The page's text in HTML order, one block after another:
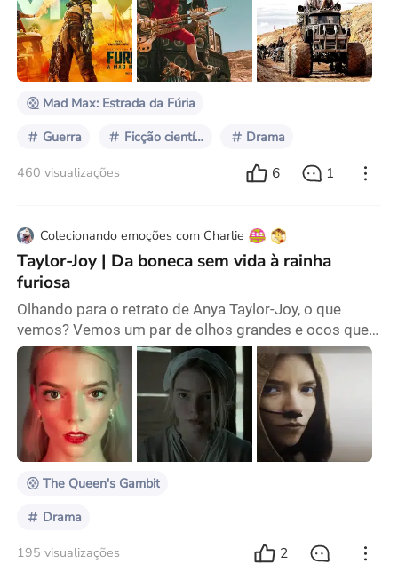
estreou no festival em 2015. Pôster de "Furiosa: Uma
Saga Mad Max" O filme abre com um mapa invertido
da Austrália. Em uma tomada aérea, a câmera desce
aos poucos até um oásis exuberante no meio
Mad Max: Estrada da Fúria
Guerra Ficção científica Drama
460 visualizações 6 1
Colecionando emoções com Charlie
Taylor-Joy | Da boneca sem vida à rainha
furiosa
Olhando para o retrato de Anya Taylor-Joy, o que
vemos? Vemos um par de olhos grandes e ocos que
lembram o silêncio cósmico ou vemos seus lábios
claros e cheios que lembram as asas de um anjo? Se
você fizer algumas buscas na internet, verá os
comentários das pessoas sobre a aparência de
Taylor-Joy variam muito. Alguns dizem que ela tem
um rosto de alienígena, o que naturalmente cria uma
sensação d
The Queen's Gambit
Drama
195 visualizações 2